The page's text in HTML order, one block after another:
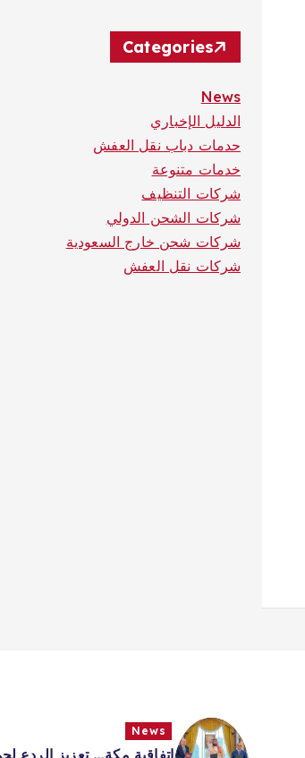
Categories
News
الدليل الإخباري
حدمات دباب نقل العفش
خدمات متنوعة
شركات التنظيف
شركات الشحن الدولي
شركات شحن خارج السعودية
شركات نقل العفش
News
اتفاقية مكة… تعزيز الردع